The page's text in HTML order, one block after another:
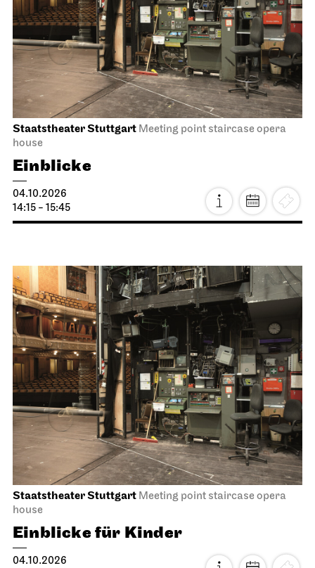
Staatstheater Stuttgart Meeting point staircase opera
house
Einblicke
04.10.2026
14:15 - 15:45
Staatstheater Stuttgart Meeting point staircase opera
house
Einblicke für Kinder
04.10.2026